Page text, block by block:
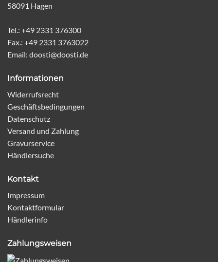
58091 Hagen
Tel.: +49 2331 376300
Fax.: +49 2331 3763022
Email: doosti@doosti.de
Informationen
Widerrufsrecht
Geschäftsbedingungen
Datenschutz
Versand und Zahlung
Gravurservice
Händlersuche
Kontakt
Impressum
Kontaktformular
Händlerinfo
Zahlungsweisen